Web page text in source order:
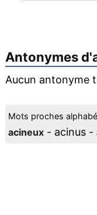
Antonymes d'
Aucun antonyme
Mots proches
acineux- acinus -